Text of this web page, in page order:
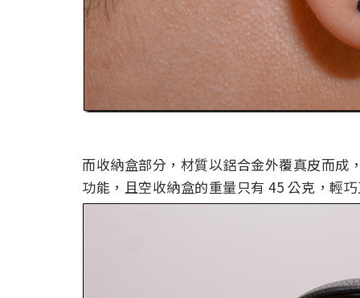
而收納盒部分，材質以鋁合金外覆真皮而成
功能，且空收納盒的重量只有 45 公克，輕